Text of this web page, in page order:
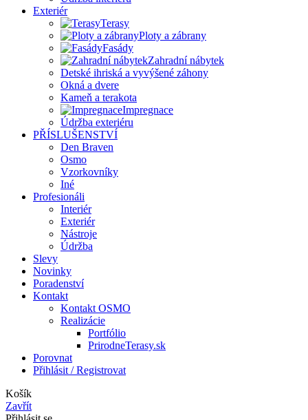
Exteriér
Terasy
Ploty a zábrany
Fasády
Zahradní nábytek
Detské ihriská a vyvýšené záhony
Okná a dvere
Kameň a terakota
Impregnace
Údržba exteriéru
PŘÍSLUŠENSTVÍ
Den Braven
Osmo
Vzorkovníky
Iné
Profesionáli
Interiér
Exteriér
Nástroje
Údržba
Slevy
Novinky
Poradenství
Kontakt
Kontakt OSMO
Realizácie
Portfólio
PrirodneTerasy.sk
Porovnat
Přihlásit / Registrovat
Košík
Zavřít